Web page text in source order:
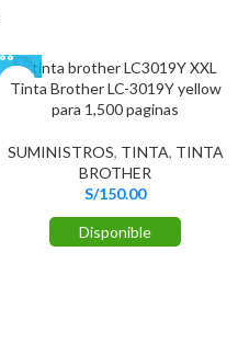
Tinta Brother LC-3019Y yellow
para 1,500 paginas
SUMINISTROS, TINTA, TINTA
BROTHER
S/150.00
Disponible